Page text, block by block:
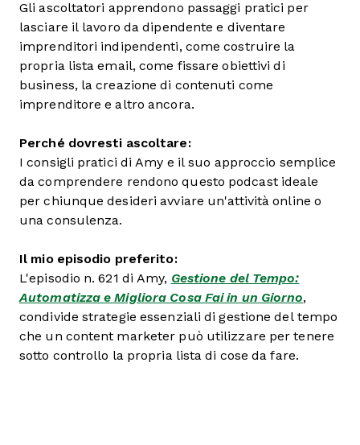
Gli ascoltatori apprendono passaggi pratici per
lasciare il lavoro da dipendente e diventare
imprenditori indipendenti, come costruire la
propria lista email, come fissare obiettivi di
business, la creazione di contenuti come
imprenditore e altro ancora.
Perché dovresti ascoltare:
I consigli pratici di Amy e il suo approccio semplice
da comprendere rendono questo podcast ideale
per chiunque desideri avviare un'attività online o
una consulenza.
Il mio episodio preferito:
L'episodio n. 621 di Amy, Gestione del Tempo:
Automatizza e Migliora Cosa Fai in un Giorno,
condivide strategie essenziali di gestione del tempo
che un content marketer può utilizzare per tenere
sotto controllo la propria lista di cose da fare.